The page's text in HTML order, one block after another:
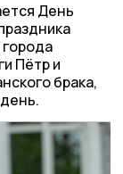
День
Пётр и
брака,